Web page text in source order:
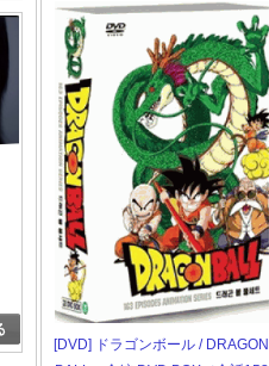
[DVD] ドラゴンボール / DRAGON